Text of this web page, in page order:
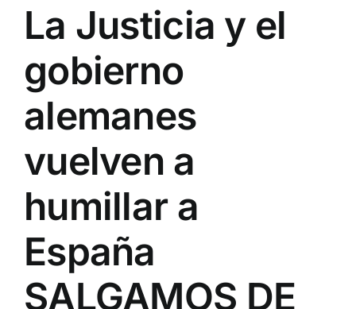
La Justicia y el
gobierno
alemanes
vuelven a
humillar a
España
SALGAMOS DE